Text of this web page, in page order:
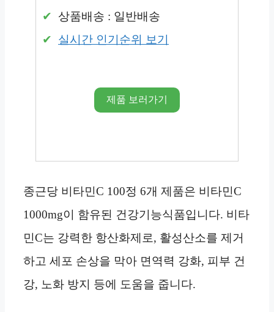
상품배송 : 일반배송
실시간 인기순위 보기
제품 보러가기
종근당 비타민C 100정 6개 제품은 비타민C
1000mg이 함유된 건강기능식품입니다. 비타
민C는 강력한 항산화제로, 활성산소를 제거
하고 세포 손상을 막아 면역력 강화, 피부 건
강, 노화 방지 등에 도움을 줍니다.